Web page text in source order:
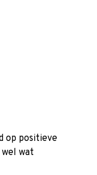
op positieve
wat